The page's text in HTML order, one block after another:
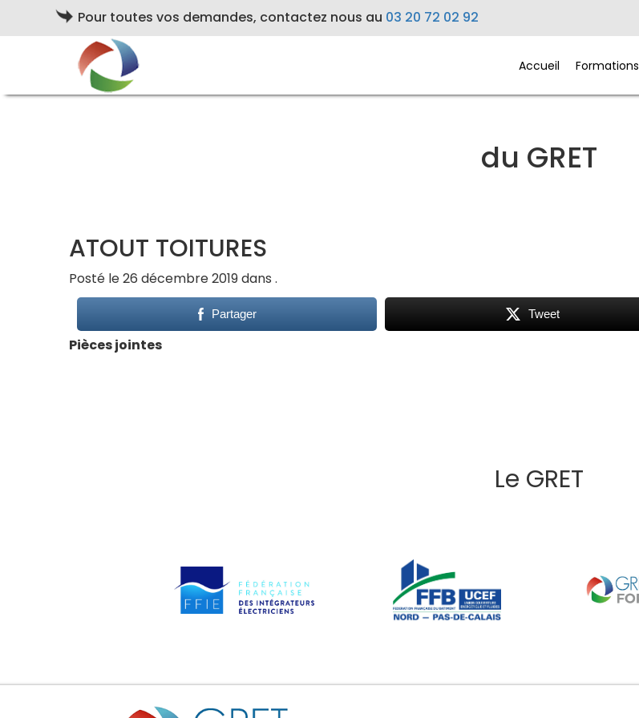
Pour toutes vos demandes, contactez nous au 03 20 72 02 92
Accueil Formations
du GRET
ATOUT TOITURES
Posté le 26 décembre 2019 dans .
Partager Tweet
Pièces jointes
Le GRET